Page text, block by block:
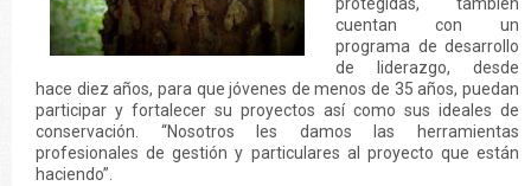
protegidas, también
cuentan con un
programa de desarrollo
de liderazgo, desde
hace diez años, para que jóvenes de menos de 35 años, puedan
participar y fortalecer su proyectos así como sus ideales de
conservación. “Nosotros les damos las herramientas
profesionales de gestión y particulares al proyecto que están
haciendo”.